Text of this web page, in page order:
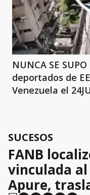
NUNCA SE
deportados de
Venezuela el
SUCESOS
FANB
vinculada
Apure,